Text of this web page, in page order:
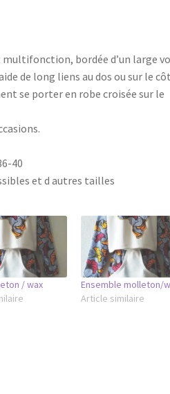
bordée d’un large
de long liens au dos ou sur le
se porter en robe croisée sur le
40
et d autres tailles
/ wax
Ensemble molleton/
Article similaire